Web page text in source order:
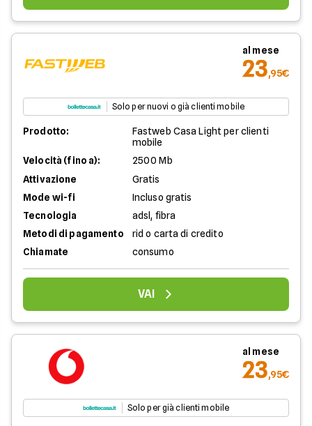
al mese
23,95€
Solo per nuovi o già clienti mobile
Prodotto:
Fastweb Casa Light per clienti
mobile
Velocità (fino a):
2500 Mb
Attivazione
Gratis
Mode wi-fi
Incluso gratis
Tecnologia
adsl, fibra
Metodi di pagamento
rid o carta di credito
Chiamate
consumo
VAI
al mese
23,95€
Solo per già clienti mobile